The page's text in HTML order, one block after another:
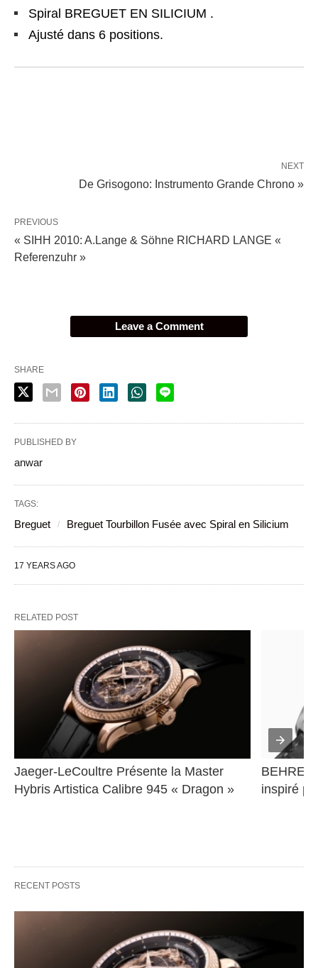
Spiral BREGUET EN SILICIUM .
Ajusté dans 6 positions.
NEXT
De Grisogono: Instrumento Grande Chrono »
PREVIOUS
« SIHH 2010: A.Lange & Söhne RICHARD LANGE «
Referenzuhr »
Leave a Comment
SHARE
PUBLISHED BY
anwar
TAGS:
Breguet Breguet Tourbillon Fusée avec Spiral en Silicium
17 YEARS AGO
RELATED POST
Jaeger-LeCoultre Présente la Master
Hybris Artistica Calibre 945 « Dragon »
inspiré
RECENT POSTS